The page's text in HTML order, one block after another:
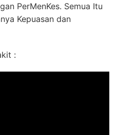
PerMenKes. Semua Itu
Kepuasan dan
: